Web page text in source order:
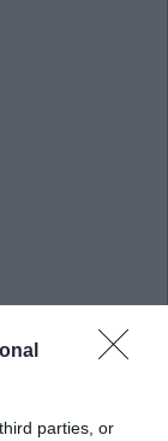
parties, or